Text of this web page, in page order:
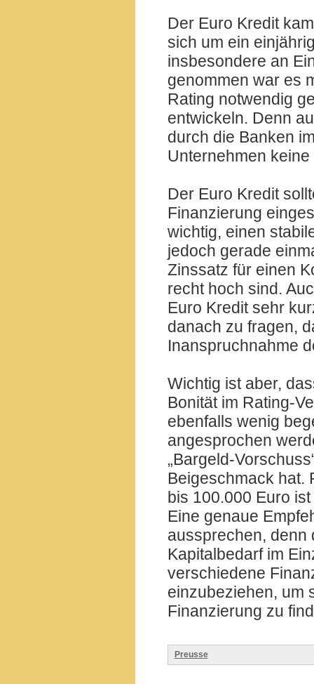
Der Euro Kredit
sich um ein
insbesondere an
genommen war es
Rating notwendig
entwickeln. Denn
durch die Banken
Unternehmen
Der Euro Kredit
Finanzierung
wichtig, einen
jedoch gerade
Zinssatz für einen
recht hoch sind.
Euro Kredit sehr
danach zu fragen,
Inanspruchnahme
Wichtig ist aber,
Bonität im Rating-
ebenfalls wenig
angesprochen
„Bargeld-
Beigeschmack hat.
bis 100.000 Euro
Eine genaue
aussprechen, denn
Kapitalbedarf im
verschiedene
einzubeziehen, um
Finanzierung zu
Preusse